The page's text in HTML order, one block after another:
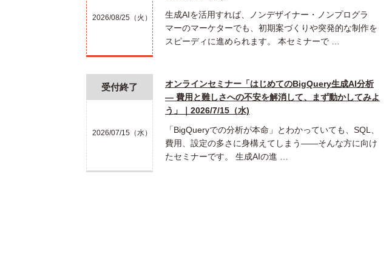
2026/08/25（火）
生成AIを活用すれば、ノンデザイナー・ノンプログラ
マーのマーケターでも、初期案づくりや突発的な制作を
スピーディに進められます。 本セミナーで …
受付終了
2026/07/15（水）
オンラインセミナー「はじめてのBigQuery生成AI分析
― 費用と難しさへの不安を解消して、まず動かしてみよ
う」｜2026/7/15（水)
「BigQueryでの分析が本命」とわかっていても、SQL、
費用、設定の多さに身構えてしまう――そんな方に向け
たセミナーです。 生成AIの進 …